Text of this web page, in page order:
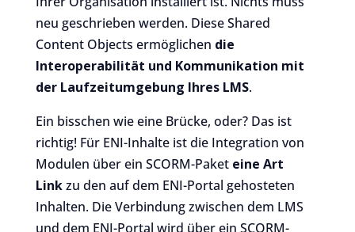
neu geschrieben werden. Diese Shared
Content Objects ermöglichen die
Interoperabilität und Kommunikation mit
der Laufzeitumgebung Ihres LMS.
Ein bisschen wie eine Brücke, oder? Das ist
richtig! Für ENI-Inhalte ist die Integration von
Modulen über ein SCORM-Paket eine Art
Linkzu den auf dem ENI-Portal gehosteten
Inhalten. Die Verbindung zwischen dem LMS
und dem ENI-Portal wird über ein SCORM-